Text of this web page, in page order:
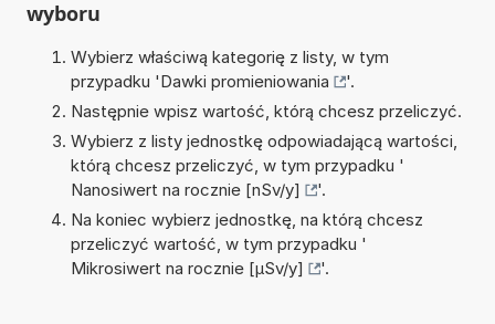
wyboru
Wybierz właściwą kategorię z listy, w tym
przypadku 'Dawki promieniowania
'.
Następnie wpisz wartość, którą chcesz przeliczyć.
Wybierz z listy jednostkę odpowiadającą wartości,
którą chcesz przeliczyć, w tym przypadku '
Nanosiwert na rocznie [nSv/y]
'.
Na koniec wybierz jednostkę, na którą chcesz
przeliczyć wartość, w tym przypadku '
Mikrosiwert na rocznie [µSv/y]
'.